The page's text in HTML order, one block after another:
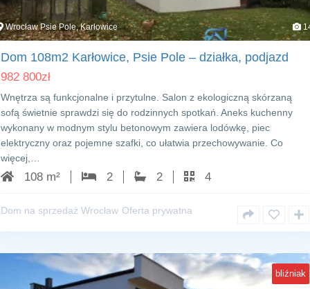
Wrocław Psie Pole, Karłowice
Dom 108m2 Karłowice, Psie Pole – działka, podjazd
982 800zł
Wnętrza są funkcjonalne i przytulne. Salon z ekologiczną skórzaną
sofą świetnie sprawdzi się do rodzinnych spotkań. Aneks kuchenny
wykonany w modnym stylu betonowym zawiera lodówkę, piec
elektryczny oraz pojemne szafki, co ułatwia przechowywanie. Co
więcej,…
108 m² 2 2 4
Dom na sprzedaż Wrocław Oferta prywatna
bliźniak